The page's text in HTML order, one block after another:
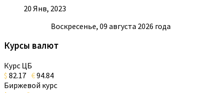
20 Янв, 2023
Воскресенье, 09 августа 2026 года
Курсы валют
Курс ЦБ
$ 82.17 €94.84
Биржевой курс